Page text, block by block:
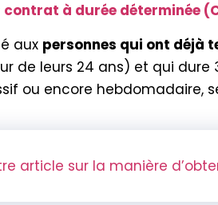
contrat à durée déterminée
aux personnes qui ont déjà
de leurs 24 ans) et qui dure
ou encore hebdomadaire,
article sur la manière